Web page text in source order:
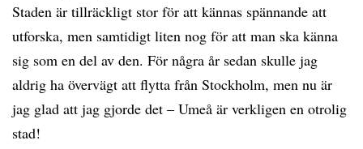
Staden är tillräckligt stor för att kännas spännande att
utforska, men samtidigt liten nog för att man ska känna
sig som en del av den. För några år sedan skulle jag
aldrig ha övervägt att flytta från Stockholm, men nu är
jag glad att jag gjorde det – Umeå är verkligen en otrolig
stad!